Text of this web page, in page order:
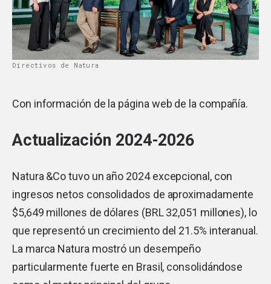
Directivos de Natura
Con información de la página web de la compañía.
Actualización 2024-2026
Natura &Co tuvo un año 2024 excepcional, con
ingresos netos consolidados de aproximadamente
$5,649 millones de dólares (BRL 32,051 millones), lo
que representó un crecimiento del 21.5% interanual.
La marca Natura mostró un desempeño
particularmente fuerte en Brasil, consolidándose